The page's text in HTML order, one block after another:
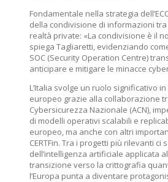
Fondamentale nella strategia
della condivisione di informazioni
realtà private: «La condivisione è il
spiega Tagliaretti, evidenziando
SOC (Security Operation Centre)
anticipare e mitigare le minacce
L’Italia svolge un ruolo significativo
europeo grazie alla collaborazione
Cybersicurezza Nazionale (ACN),
di modelli operativi scalabili e
europeo, ma anche con altri
CERTFin. Tra i progetti più rilevanti ci
dell’intelligenza artificiale applicata
transizione verso la crittografia
l’Europa punta a diventare